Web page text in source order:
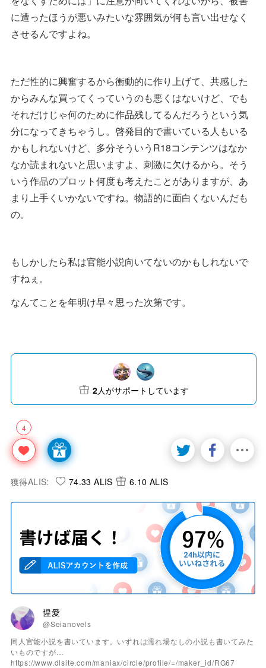
に遭ったほうが悪いみたいな雰囲気が何も言い出せなく
させるんですよね。
ただ性的に興奮するから衝動的に作り上げて、共感した
からみんな買ってくっていうのも悪くはないけど、でも
それだけじゃ何のために作品残してるんだろうという気
分になってきちゃうし。啓発目的で書いている人もいる
かもしれないけど、多分そういうR18コンテンツはなか
なか読まれないと思いますよ、刺激に欠けるから。そう
いう作品のプロット何度も考えたことがありますが、あ
まり上手くいかないですね。物語的に面白くないんだも
の。
もしかしたら私は官能小説向いてないのかもしれないで
すねぇ。
なんてことを年明け早々思った次第です。
4
2人がサポートしています
獲得ALIS: 74.33 ALIS 6.10 ALIS
惺愛
@Seianovels
同人官能小説を書いています。いずれは濡れ場なしの小説も書いてみた
いものですが…
https://www.dlsite.com/maniax/circle/profile/=/maker_id/RG67